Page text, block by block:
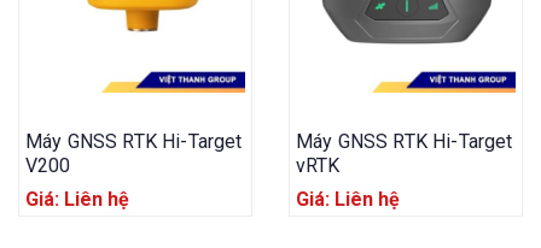
Máy GNSS RTK Hi-Target
V200
Giá: Liên hệ
Máy GNSS RTK Hi-Target
vRTK
Giá: Liên hệ